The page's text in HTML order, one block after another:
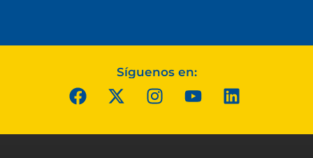
Síguenos en: